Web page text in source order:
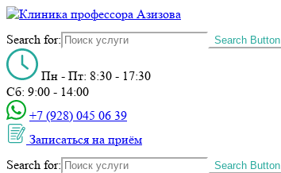
Search for: Search Button
Пн - Пт: 8:30 - 17:30
Сб: 9:00 - 14:00
+7 (928) 045 06 39‬
Записаться на приём
Search for:
Search Button